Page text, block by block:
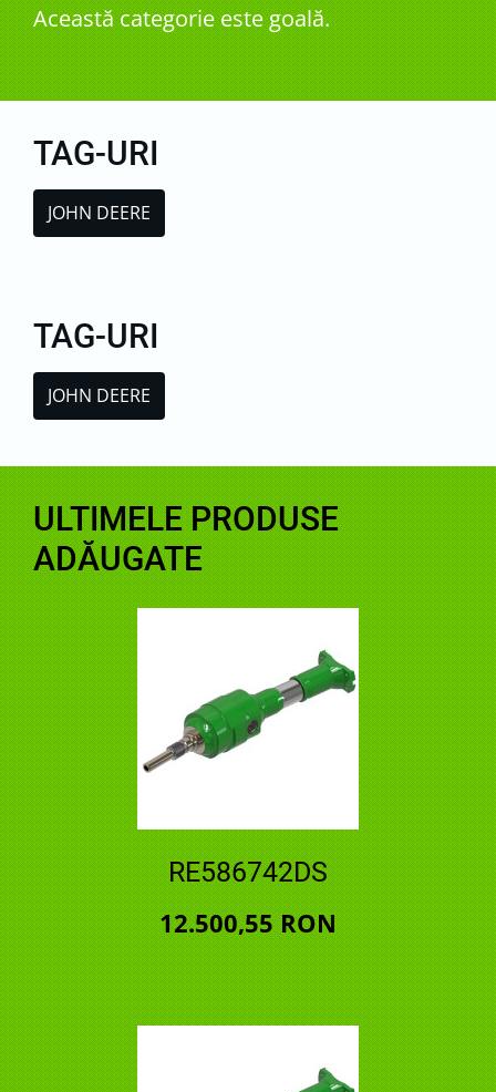
Această categorie este goală.
TAG-URI
JOHN DEERE
TAG-URI
JOHN DEERE
ULTIMELE PRODUSE
ADĂUGATE
RE586742DS
12.500,55 RON